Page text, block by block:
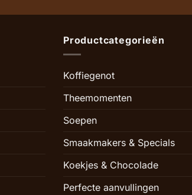
Productcategorieën
Koffiegenot
Theemomenten
Soepen
Smaakmakers & Specials
Koekjes & Chocolade
Perfecte aanvullingen